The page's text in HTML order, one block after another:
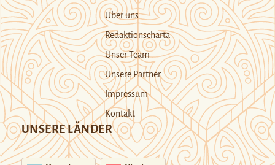
Über uns
Redaktionscharta
Unser Team
Unsere Partner
Impressum
Kontakt
UNSERE LÄNDER